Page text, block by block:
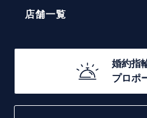
エレガント
30万円台～
20万円台～
10万円台～
店舗一覧
函館店
婚約指
プロポ